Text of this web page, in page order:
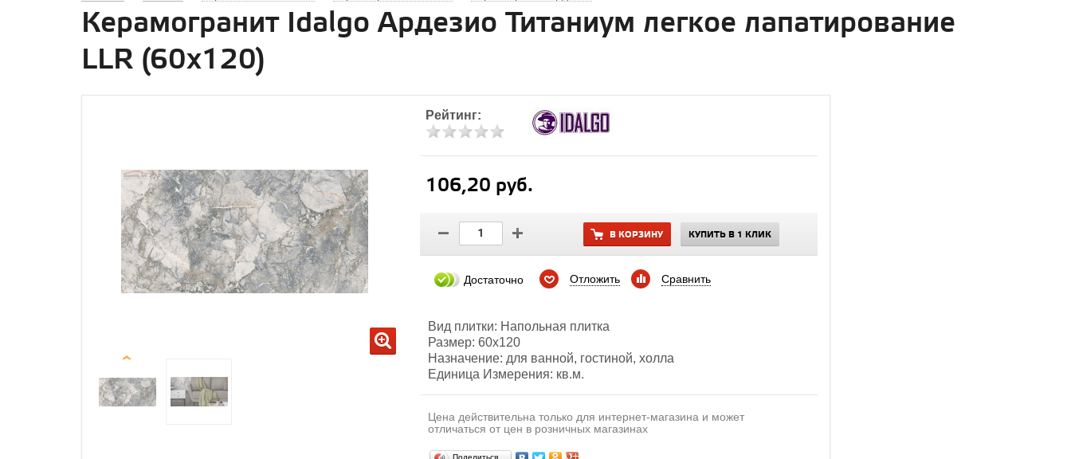
Керамогранит Idalgo Ардезио Титаниум легкое лапатирование
LLR (60х120)
Рейтинг:
106,20 руб.
В КОРЗИНУ КУПИТЬ В 1 КЛИК
Достаточно Отложить Сравнить
Вид плитки: Напольная плитка
Размер: 60х120
Назначение: для ванной, гостиной, холла
Единица Измерения: кв.м.
Цена действительна только для интернет-магазина и может
отличаться от цен в розничных магазинах
Поделиться…